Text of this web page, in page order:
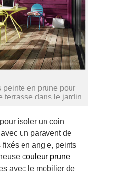
peinte en prune pour
terrasse dans le jardin
isoler un coin
un paravent de
en angle, peints
couleur prune
avec le mobilier de